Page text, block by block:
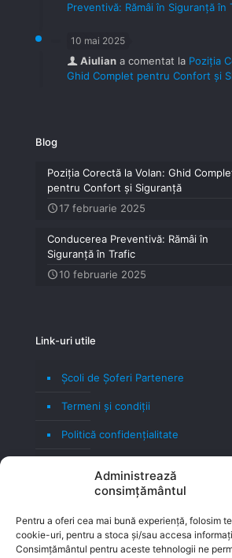
Administrează
consimțământul
Pentru a oferi cea mai bună experiență, folosim
cookie-uri, pentru a stoca și/sau accesa
Consimțământul pentru aceste tehnologii ne
Preventivă: Rămâi în Siguranță în
10 mai 2025
Aiulian a comentat la Poziția
Ghid Complet pentru Confort și
Blog
Poziția Corectă la Volan: Ghid
pentru Confort și Siguranță
17 februarie 2025
Conducerea Preventivă: Rămâi în
Siguranță în Trafic
10 februarie 2025
Link-uri utile
Școli de Șoferi Partenere
Termeni şi condiţii
Politică confidenţialitate
Contact